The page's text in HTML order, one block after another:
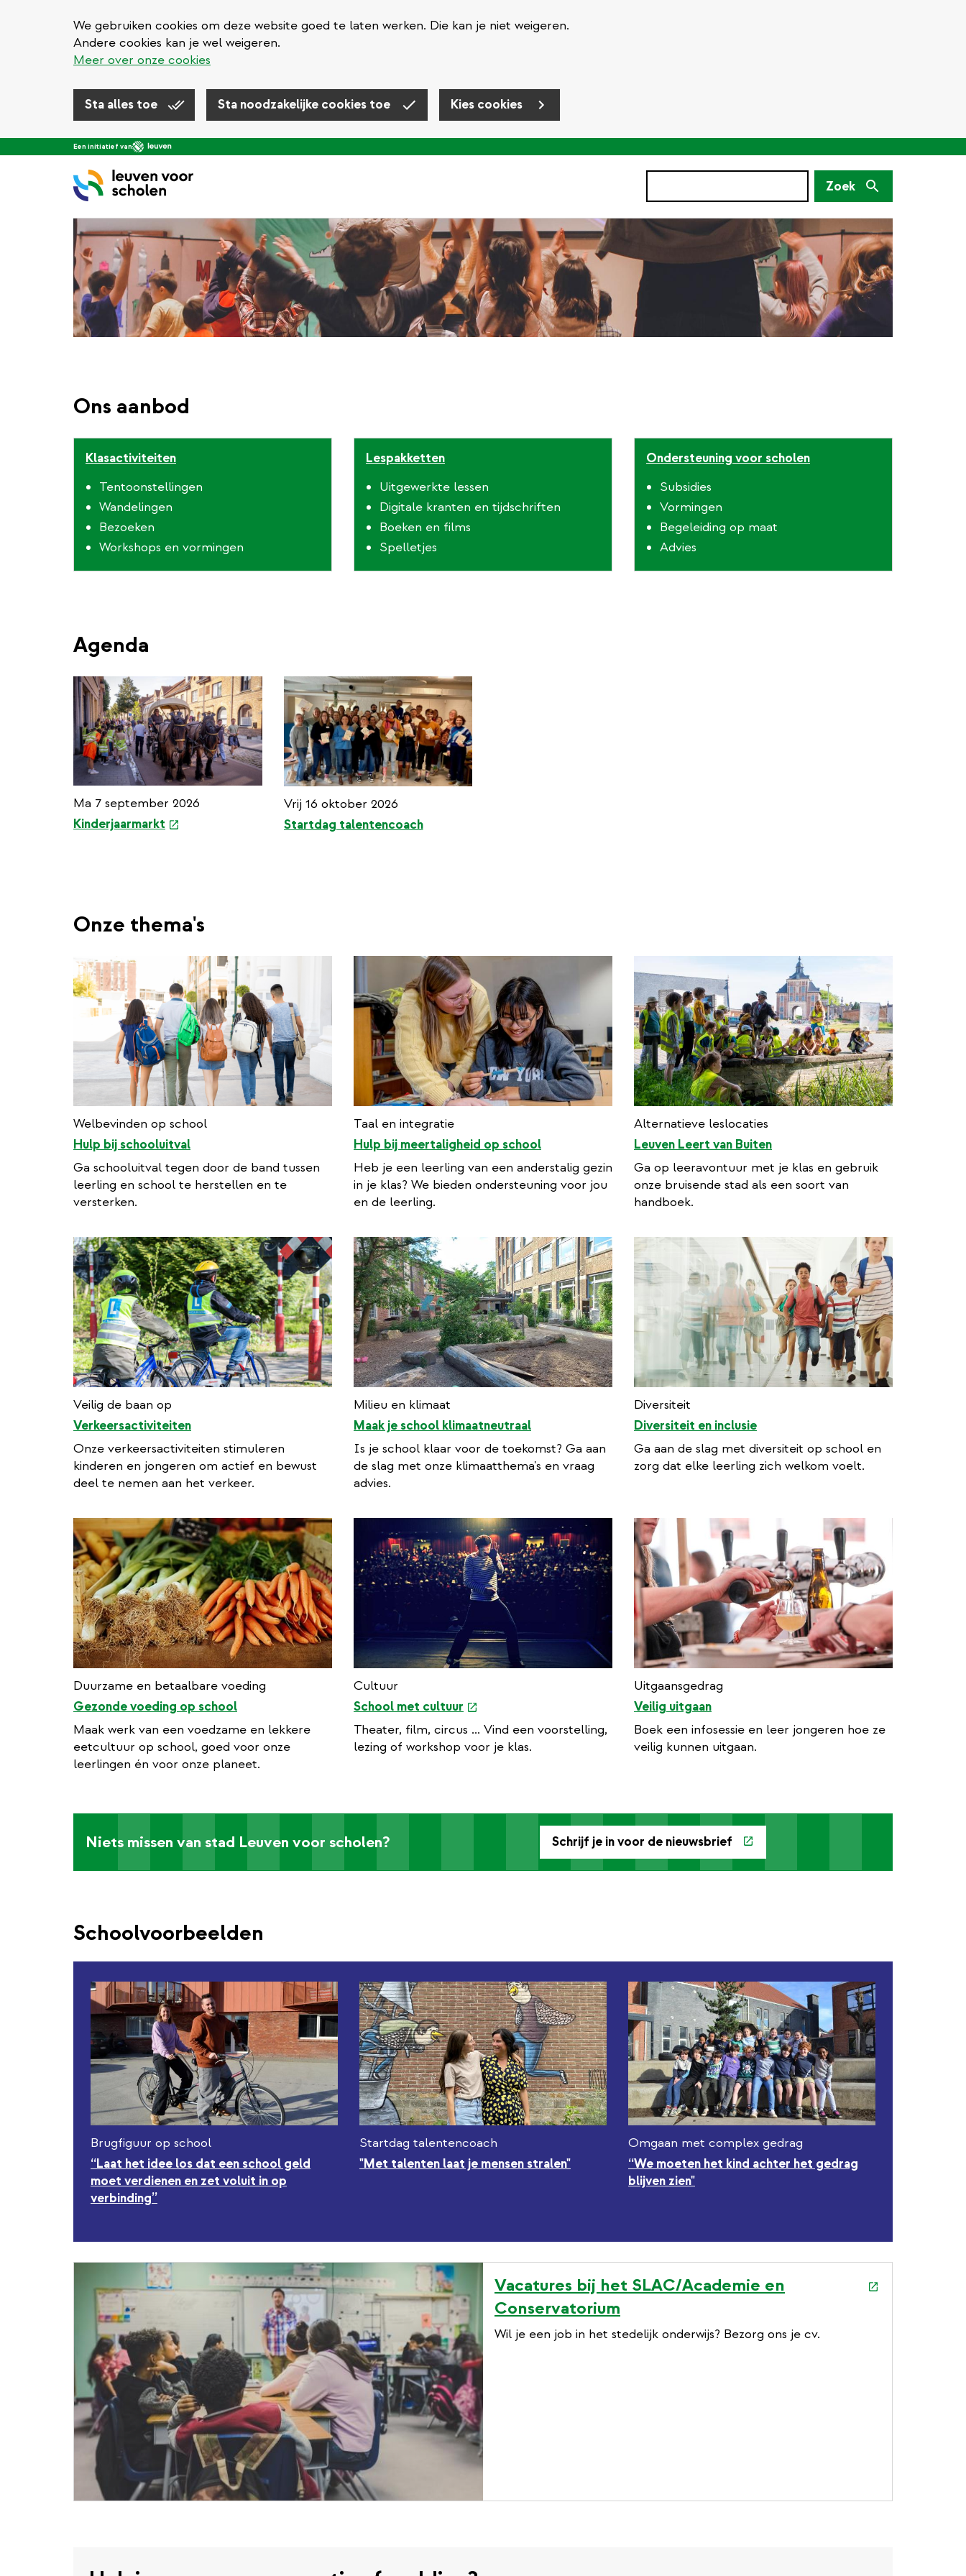
We gebruiken cookies om deze website goed te laten werken. Die kan je niet weigeren.
Andere cookies kan je wel weigeren.
Meer over onze cookies
Sta alles toe Sta noodzakelijke cookies toe Kies cookies
OverslaanEen initiatief van
verplicht)
Zoek
Ons aanbod
Klasactiviteiten
Tentoonstellingen
Wandelingen
Bezoeken
Workshops en vormingen
Lespakketten
Uitgewerkte lessen
Digitale kranten en tijdschriften
Boeken en films
Spelletjes
Ondersteuning voor scholen
Subsidies
Vormingen
Begeleiding op maat
Advies
Agenda
Ma 7 september 2026
Kinderjaarmarkt
e
a
i
n
Vrij 16 oktober 2026
Startdag talentencoach
Onze thema's
Welbevinden op school
Hulp bij schooluitval
Ga schooluitval tegen door de band tussen
leerling en school te herstellen en te
versterken.
Taal en integratie
Hulp bij meertaligheid op school
Heb je een leerling van een anderstalig gezin
in je klas? We bieden ondersteuning voor jou
en de leerling.
Alternatieve leslocaties
Leuven Leert van Buiten
Ga op leeravontuur met je klas en gebruik
onze bruisende stad als een soort van
handboek.
Veilig de baan op
Verkeersactiviteiten
Onze verkeersactiviteiten stimuleren
kinderen en jongeren om actief en bewust
deel te nemen aan het verkeer.
Milieu en klimaat
Maak je school klimaatneutraal
Is je school klaar voor de toekomst? Ga aan
de slag met onze klimaatthema's en vraag
advies.
Diversiteit
Diversiteit en inclusie
Ga aan de slag met diversiteit op school en
zorg dat elke leerling zich welkom voelt.
Duurzame en betaalbare voeding
Gezonde voeding op school
Maak werk van een voedzame en lekkere
eetcultuur op school, goed voor onze
leerlingen én voor onze planeet.
Cultuur
School met cultuur
e
x
t
a
l
Theater, film, circus ... Vind een voorstelling,
lezing of workshop voor je klas.
Uitgaansgedrag
Veilig uitgaan
Boek een infosessie en leer jongeren hoe ze
veilig kunnen uitgaan.
Schrijf je in voor de nieuwsbrief
Niets missen van stad Leuven voor scholen?
Schoolvoorbeelden
Brugfiguur op school
“Laat het idee los dat een school geld
moet verdienen en zet voluit in op
verbinding”
Startdag talentencoach
"Met talenten laat je mensen stralen"
Omgaan met complex gedrag
“We moeten het kind achter het gedrag
blijven zien"
Vacatures bij het SLAC/Academie en
Conservatorium
e
x
t
Wil je een job in het stedelijk onderwijs? Bezorg ons je cv.